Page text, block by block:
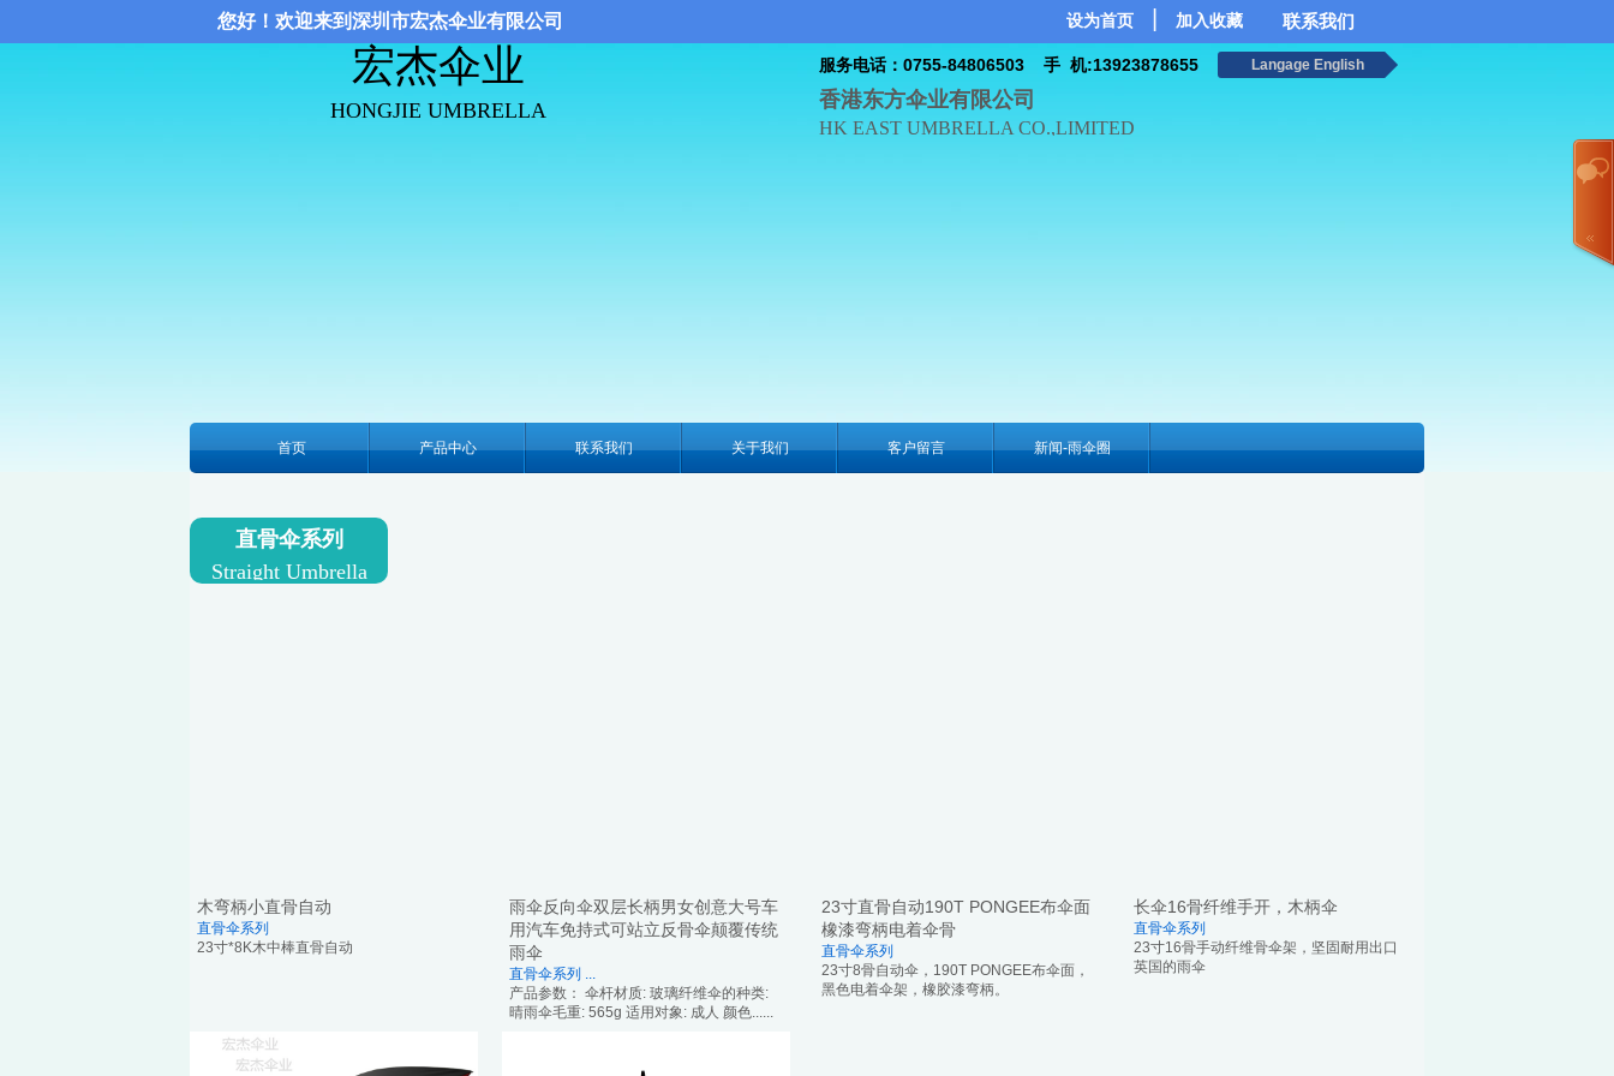
木弯柄小直骨自动
直骨伞系列
23寸*8K木中棒直骨自动
雨伞反向伞双层长柄男女创意大号车
用汽车免持式可站立反骨伞颠覆传统
雨伞
直骨伞系列 ...
产品参数： 伞杆材质: 玻璃纤维伞的种类:
晴雨伞毛重: 565g 适用对象: 成人 颜色......
23寸直骨自动190T PONGEE布伞面
橡漆弯柄电着伞骨
直骨伞系列
23寸8骨自动伞，190T PONGEE布伞面，
黑色电着伞架，橡胶漆弯柄。
长伞16骨纤维手开，木柄伞
直骨伞系列
23寸16骨手动纤维骨伞架，坚固耐用出口
英国的雨伞
直骨伞系列
Straight Umbrella
香港东方伞业有限公司
HK EAST UMBRELLA CO.,LIMITED
宏杰伞业
HONGJIE UMBRELLA
Langage English
服务电话：0755-84806503 手 机:13923878655
首页 产品中心 联系我们 关于我们 客户留言 新闻-雨伞圈
您好！欢迎来到深圳市宏杰伞业有限公司 联系我们
设为首页 加入收藏